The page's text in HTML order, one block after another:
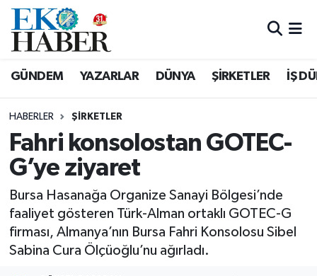
GÜNDEM YAZARLAR DÜNYA ŞİRKETLER İŞ
HABERLER ŞIRKETLER
Fahri konsolostan GOTEC-
G’ye ziyaret
Bursa Hasanağa Organize Sanayi Bölgesi’nde
faaliyet gösteren Türk-Alman ortaklı GOTEC-G
firması, Almanya’nın Bursa Fahri Konsolosu Sibel
Sabina Cura Ölçüoğlu’nu ağırladı.
Hava Durumu
Tüm Manşetler
Son Dakika Haberleri
Haber Arşivi